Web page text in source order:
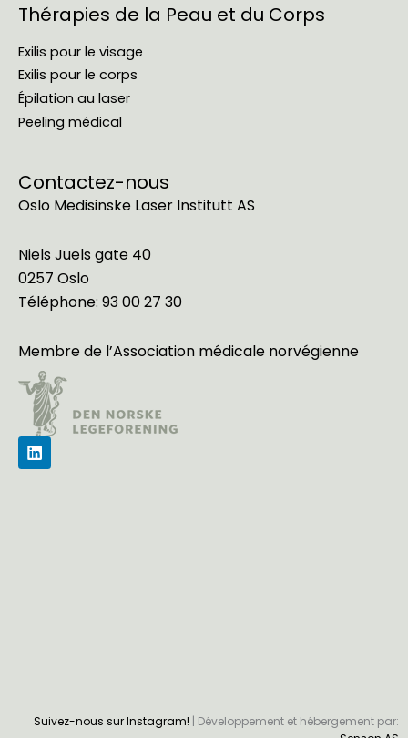
Thérapies de la Peau et du Corps
Exilis pour le visage
Exilis pour le corps
Épilation au laser
Peeling médical
Contactez-nous
Oslo Medisinske Laser Institutt AS
Niels Juels gate 40
0257 Oslo
Téléphone: 93 00 27 30
Membre de l’Association médicale norvégienne
L
i
n
Suivez-nous sur Instagram! | Développement et hébergement par: